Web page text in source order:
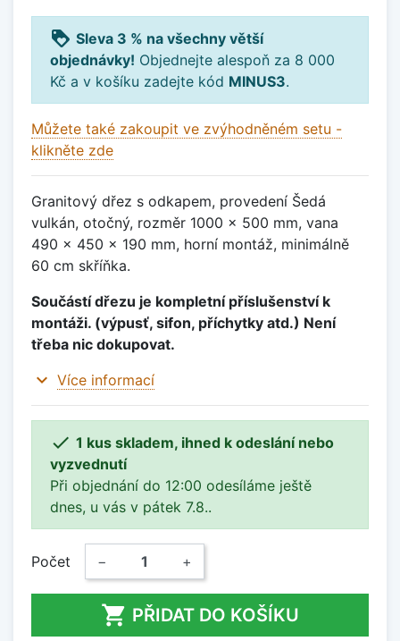
loyalty Sleva 3 % na všechny větší
objednávky! Objednejte alespoň za 8 000
Kč a v košíku zadejte kód MINUS3.
Můžete také zakoupit ve zvýhodněném setu -
klikněte zde
Granitový dřez s odkapem, provedení Šedá
vulkán, otočný, rozměr 1000 x 500 mm, vana
490 x 450 x 190 mm, horní montáž, minimálně
60 cm skříňka.
Součástí dřezu je kompletní příslušenství k
montáži. (výpusť, sifon, příchytky atd.) Není
třeba nic dokupovat.
expand_more Více informací
 1 kus skladem, ihned k odeslání nebo
vyzvednutí
Při objednání do 12:00 odesíláme ještě
dnes, u vás v pátek 7.8..
Počet − +
 PŘIDAT DO KOŠÍKU